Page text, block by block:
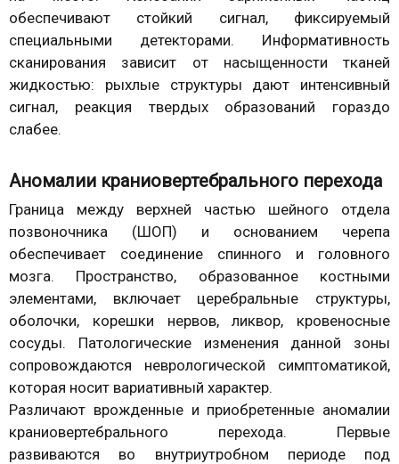
обеспечивают стойкий сигнал, фиксируемый
специальными детекторами. Информативность
сканирования зависит от насыщенности тканей
жидкостью: рыхлые структуры дают интенсивный
сигнал, реакция твердых образований гораздо
слабее.
Аномалии краниовертебрального перехода
Граница между верхней частью шейного отдела
позвоночника (ШОП) и основанием черепа
обеспечивает соединение спинного и головного
мозга. Пространство, образованное костными
элементами, включает церебральные структуры,
оболочки, корешки нервов, ликвор, кровеносные
сосуды. Патологические изменения данной зоны
сопровождаются неврологической симптоматикой,
которая носит вариативный характер.
Различают врожденные и приобретенные аномалии
краниовертебрального перехода. Первые
развиваются во внутриутробном периоде под